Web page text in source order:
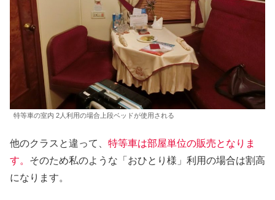
特等車の室内 2人利用の場合上段ベッドが使用される
他のクラスと違って、 特等車は部屋単位の販売となりま
す。 そのため私のような「おひとり様」利用の場合は割高
になります。